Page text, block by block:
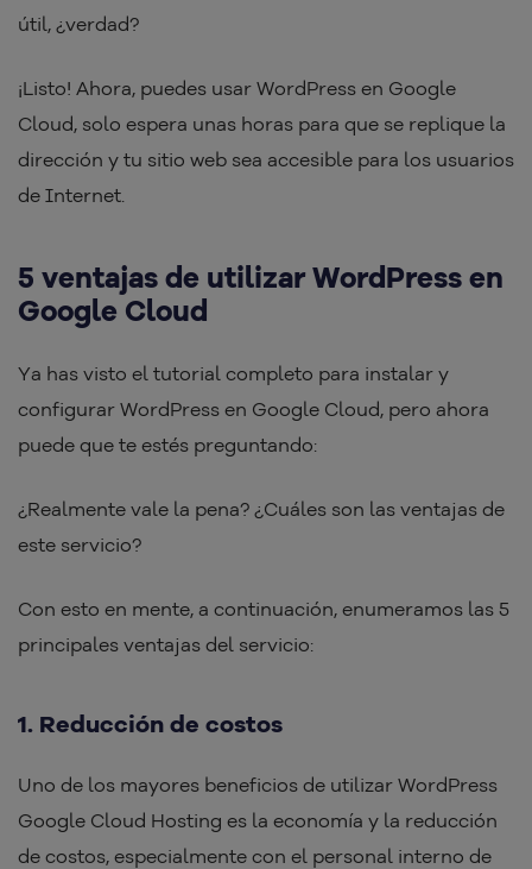
útil, ¿verdad?
¡Listo! Ahora, puedes usar WordPress en Google
Cloud, solo espera unas horas para que se replique la
dirección y tu sitio web sea accesible para los usuarios
de Internet.
5 ventajas de utilizar WordPress en
Google Cloud
Ya has visto el tutorial completo para instalar y
configurar WordPress en Google Cloud, pero ahora
puede que te estés preguntando:
¿Realmente vale la pena? ¿Cuáles son las ventajas de
este servicio?
Con esto en mente, a continuación, enumeramos las 5
principales ventajas del servicio:
1. Reducción de costos
Uno de los mayores beneficios de utilizar WordPress
Google Cloud Hosting es la economía y la reducción
de costos, especialmente con el personal interno de